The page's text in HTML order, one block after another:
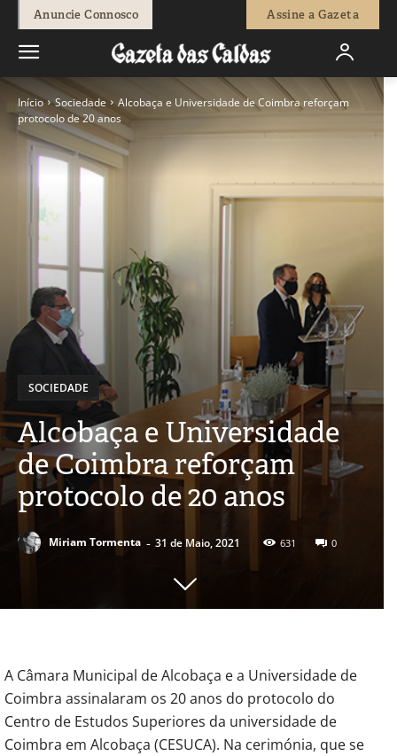
Anuncie Connosco Assine a Gazeta
Início Sociedade
Alcobaça e Universidade de Coimbra reforçam
protocolo de 20 anos
SOCIEDADE
Alcobaça e Universidade
de Coimbra reforçam
protocolo de 20 anos
Miriam Tormenta - 31 de Maio, 2021 631 0
A Câmara Municipal de Alcobaça e a Universidade de
Coimbra assinalaram os 20 anos do protocolo do
Centro de Estudos Superiores da universidade de
Coimbra em Alcobaça (CESUCA). Na cerimónia, que se